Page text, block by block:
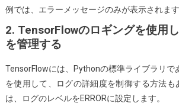
例では、エラーメッセージのみが表示されます
2. TensorFlowのロギングを使用
を管理する
TensorFlowには、Pythonの標準ライブラリで
を使用して、ログの詳細度を制御する方法も
は、ログのレベルをERRORに設定します。